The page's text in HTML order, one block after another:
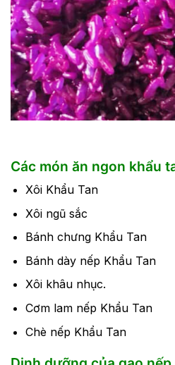
Các món ăn ngon khẩu
Xôi Khẩu Tan
Xôi ngũ sắc
Bánh chưng Khẩu Tan
Bánh dày nếp Khẩu Tan
Xôi khâu nhục.
Cơm lam nếp Khẩu Tan
Chè nếp Khẩu Tan